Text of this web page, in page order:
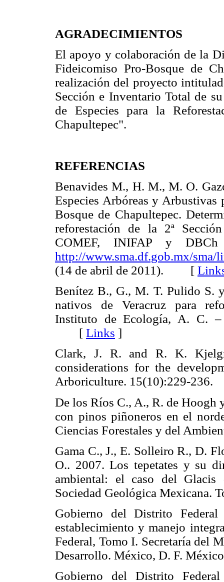
AGRADECIMIENTOS
El apoyo y colaboración de la
Fideicomiso Pro-Bosque de
realización del proyecto
Sección e Inventario Total de
de Especies para la
Chapultepec".
REFERENCIAS
Benavides M., H. M., M. O.
Especies Arbóreas y Arbustivas
Bosque de Chapultepec.
reforestación de la 2ª
COMEF, INIFAP y
http://www.sma.df.gob.mx/sma/
(14 de abril de 2011). [
Benítez B., G., M. T. Pulido S.
nativos de Veracruz para
Instituto de Ecología, A. C.
[ Links ]
Clark, J. R. and R. K.
considerations for the
Arboriculture. 15(10):229-
De los Ríos C., A., R. de Hoogh
con pinos piñoneros en el
Ciencias Forestales y del
Gama C., J., E. Solleiro R., D.
O.. 2007. Los tepetates y su
ambiental: el caso del
Sociedad Geológica
Gobierno del Distrito
establecimiento y manejo
Federal, Tomo I. Secretaría del
Desarrollo. México, D. F.
Gobierno del Distrito